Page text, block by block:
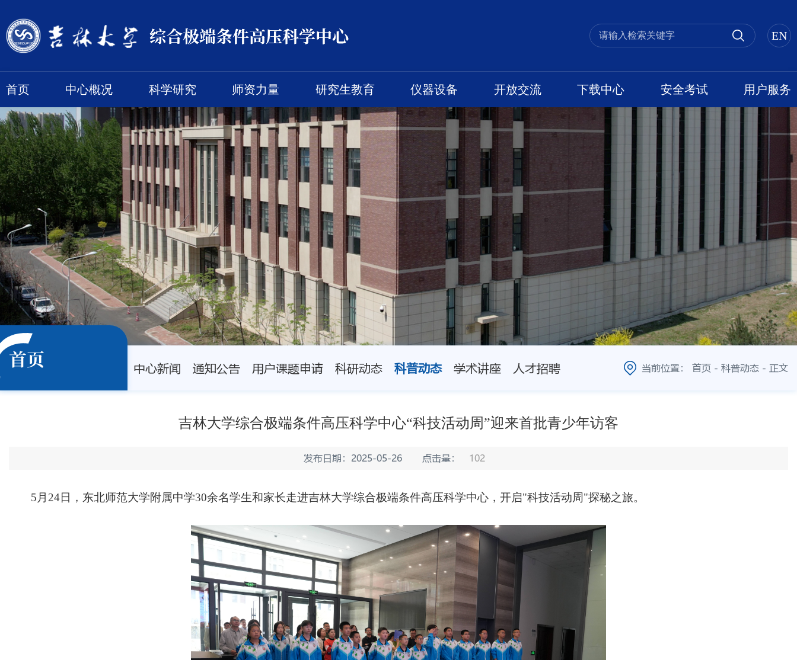
EN
首页 中心概况 科学研究 师资力量 研究生教育 仪器设备 开放交流 下载中心 安全考试 用户服务
首页 中心新闻 通知公告 用户课题申请 科研动态 科普动态 学术讲座 人才招聘 当前位置： 首页 - 科普动态 - 正文
吉林大学综合极端条件高压科学中心“科技活动周”迎来首批青少年访客
发布日期：2025-05-26 点击量： 102
5月24日，东北师范大学附属中学30余名学生和家长走进吉林大学综合极端条件高压科学中心，开启"科技活动周"探秘之旅。